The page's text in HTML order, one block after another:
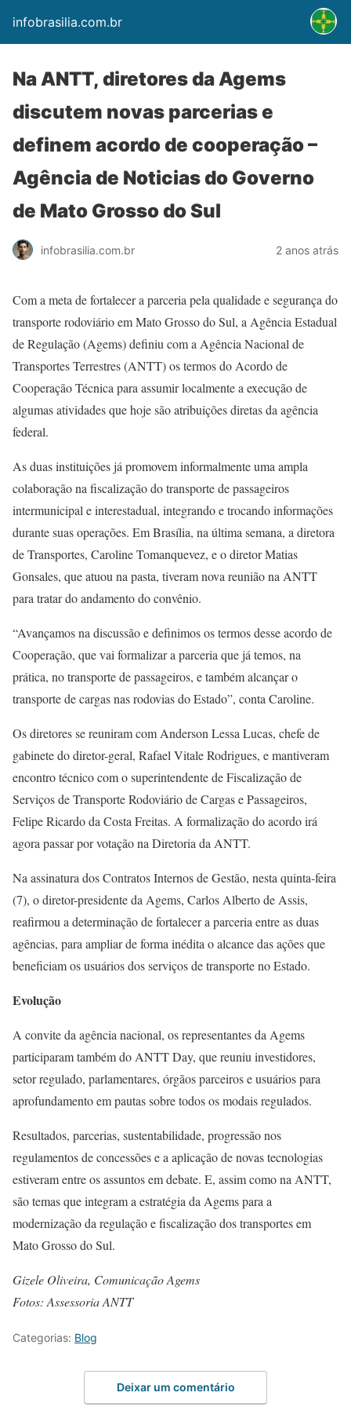
infobrasilia.com.br
Na ANTT, diretores da Agems
discutem novas parcerias e
definem acordo de cooperação –
Agência de Noticias do Governo
de Mato Grosso do Sul
infobrasilia.com.br 2 anos atrás
Com a meta de fortalecer a parceria pela qualidade e segurança do
transporte rodoviário em Mato Grosso do Sul, a Agência Estadual
de Regulação (Agems) definiu com a Agência Nacional de
Transportes Terrestres (ANTT) os termos do Acordo de
Cooperação Técnica para assumir localmente a execução de
algumas atividades que hoje são atribuições diretas da agência
federal.
As duas instituições já promovem informalmente uma ampla
colaboração na fiscalização do transporte de passageiros
intermunicipal e interestadual, integrando e trocando informações
durante suas operações. Em Brasília, na última semana, a diretora
de Transportes, Caroline Tomanquevez, e o diretor Matias
Gonsales, que atuou na pasta, tiveram nova reunião na ANTT
para tratar do andamento do convênio.
“Avançamos na discussão e definimos os termos desse acordo de
Cooperação, que vai formalizar a parceria que já temos, na
prática, no transporte de passageiros, e também alcançar o
transporte de cargas nas rodovias do Estado”, conta Caroline.
Os diretores se reuniram com Anderson Lessa Lucas, chefe de
gabinete do diretor-geral, Rafael Vitale Rodrigues, e mantiveram
encontro técnico com o superintendente de Fiscalização de
Serviços de Transporte Rodoviário de Cargas e Passageiros,
Felipe Ricardo da Costa Freitas. A formalização do acordo irá
agora passar por votação na Diretoria da ANTT.
Na assinatura dos Contratos Internos de Gestão, nesta quinta-feira
(7), o diretor-presidente da Agems, Carlos Alberto de Assis,
reafirmou a determinação de fortalecer a parceria entre as duas
agências, para ampliar de forma inédita o alcance das ações que
beneficiam os usuários dos serviços de transporte no Estado.
Evolução
A convite da agência nacional, os representantes da Agems
participaram também do ANTT Day, que reuniu investidores,
setor regulado, parlamentares, órgãos parceiros e usuários para
aprofundamento em pautas sobre todos os modais regulados.
Resultados, parcerias, sustentabilidade, progressão nos
regulamentos de concessões e a aplicação de novas tecnologias
estiveram entre os assuntos em debate. E, assim como na ANTT,
são temas que integram a estratégia da Agems para a
modernização da regulação e fiscalização dos transportes em
Mato Grosso do Sul.
Gizele Oliveira, Comunicação Agems
Fotos: Assessoria ANTT
Categorias: Blog
Deixar um comentário